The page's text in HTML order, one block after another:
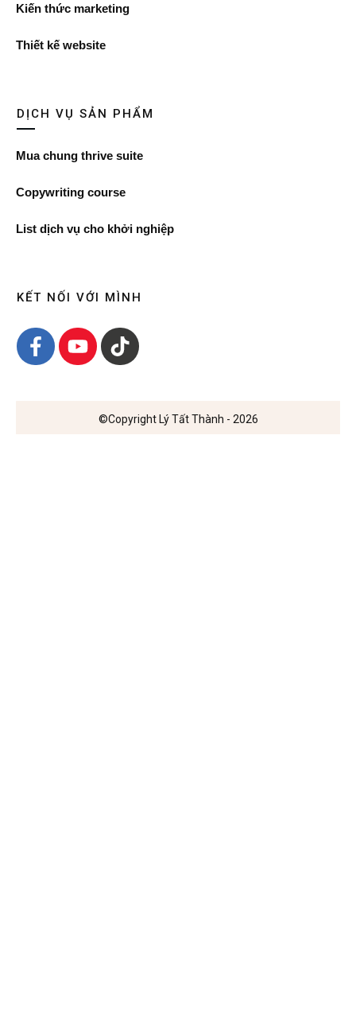
Kiến thức marketing
Thiết kế website
DỊCH VỤ SẢN PHẨM
Mua chung thrive suite
Copywriting course
List dịch vụ cho khởi nghiệp
KẾT NỐI VỚI MÌNH
©Copyright Lý Tất Thành - 2026